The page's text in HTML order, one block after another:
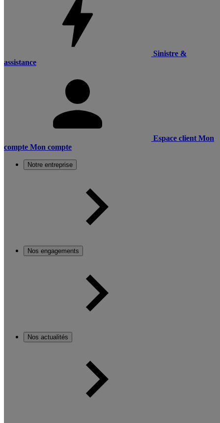
Sinistre &
assistance
Espace client Mon
compte Mon compte
Notre entreprise
Nos engagements
Nos actualités